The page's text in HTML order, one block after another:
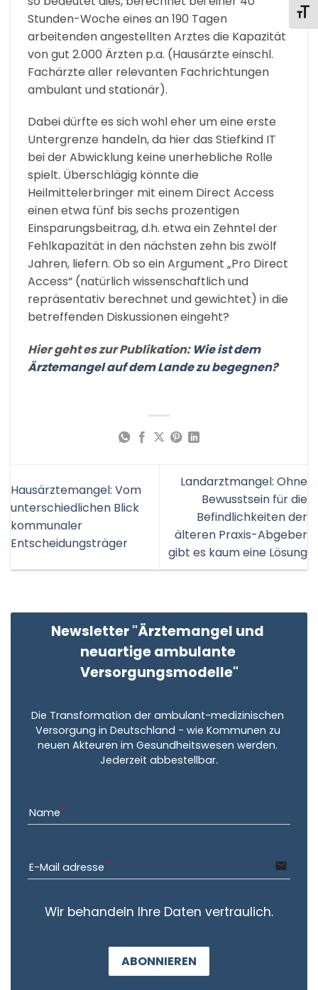
Stunden-Woche eines an 190 Tagen
arbeitenden angestellten Arztes die Kapazität
von gut 2.000 Ärzten p.a. (Hausärzte einschl.
Fachärzte aller relevanten Fachrichtungen
ambulant und stationär).
Dabei dürfte es sich wohl eher um eine erste
Untergrenze handeln, da hier das Stiefkind IT
bei der Abwicklung keine unerhebliche Rolle
spielt. Überschlägig könnte die
Heilmittelerbringer mit einem Direct Access
einen etwa fünf bis sechs prozentigen
Einsparungsbeitrag, d.h. etwa ein Zehntel der
Fehlkapazität in den nächsten zehn bis zwölf
Jahren, liefern. Ob so ein Argument „Pro Direct
Access“ (natürlich wissenschaftlich und
repräsentativ berechnet und gewichtet) in die
betreffenden Diskussionen eingeht?
Hier geht es zur Publikation: Wie ist dem
Ärztemangel auf dem Lande zu begegnen?
Hausärztemangel: Vom
unterschiedlichen Blick
kommunaler
Entscheidungsträger
Landarztmangel: Ohne
Bewusstsein für die
Befindlichkeiten der
älteren Praxis-Abgeber
gibt es kaum eine Lösung
Newsletter "Ärztemangel und
neuartige ambulante
Versorgungsmodelle"
Die Transformation der ambulant-medizinischen
Versorgung in Deutschland - wie Kommunen zu
neuen Akteuren im Gesundheitswesen werden.
Jederzeit abbestellbar.
Name
E-Mail adresse email
Wir behandeln Ihre Daten vertraulich.
ABONNIEREN